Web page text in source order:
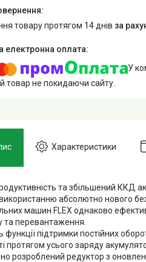
товару протягом 14 днів за
У
товар не покидаючи сайту.
Характеристики
та збільшений ККД
абсолютно нового
машин FLEX однаково
та перевантаження.
функції підтримки постійних
протягом усього заряду
розроблений редуктор з